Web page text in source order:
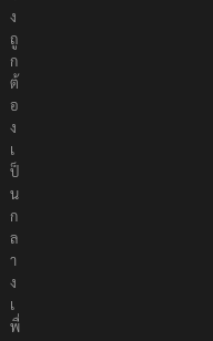
สื่
อ
อ
อ
น
ไ
ล
น์
ที่
นำ
เ
ส
น
อ
เ